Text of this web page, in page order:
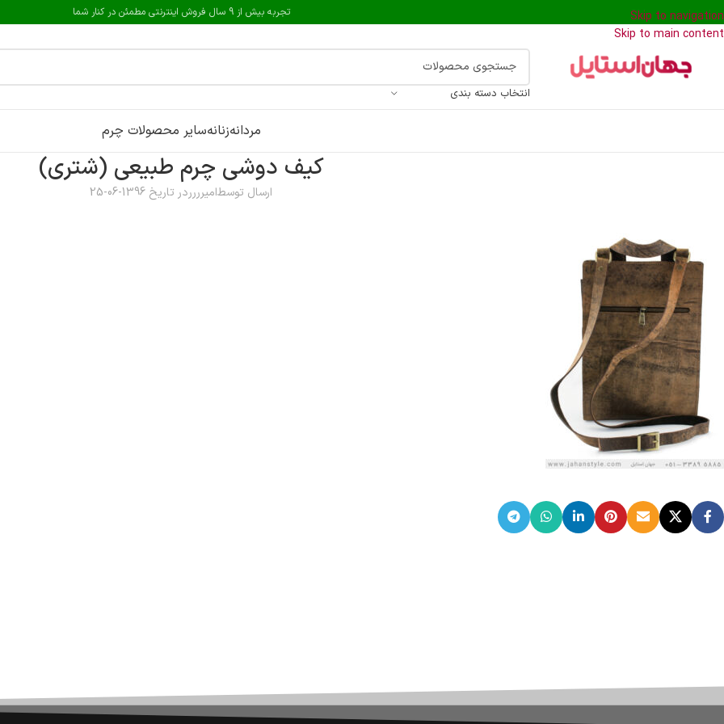
Skip to navigation
Skip to main content
تجربه بیش از 9 سال فروش اینترنتی مطمئن در کنار شما
انتخاب دسته بندی
مردانهزنانهسایر محصولات چرم
کیف دوشی چرم طبیعی (شتری)
ارسال توسطامیرررردر تاریخ 1396-06-25